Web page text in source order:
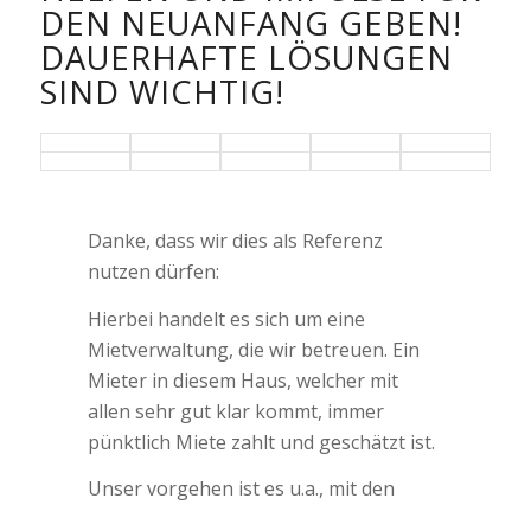
DEN NEUANFANG GEBEN!
DAUERHAFTE LÖSUNGEN
SIND WICHTIG!
Danke, dass wir dies als Referenz
nutzen dürfen:
Hierbei handelt es sich um eine
Mietverwaltung, die wir betreuen. Ein
Mieter in diesem Haus, welcher mit
allen sehr gut klar kommt, immer
pünktlich Miete zahlt und geschätzt ist.
Unser vorgehen ist es u.a., mit den